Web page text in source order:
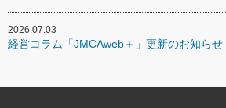
2026.07.03
経営コラム「JMCAweb＋」更新のお知らせ